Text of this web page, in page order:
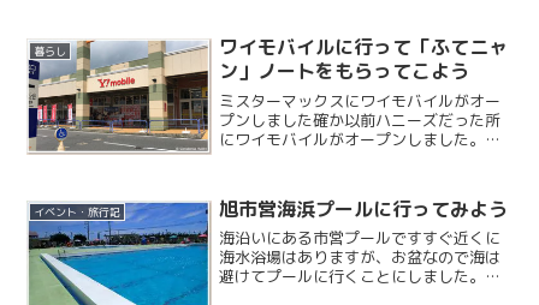
暮らし
ワイモバイルに行って「ふてニャ
ン」ノートをもらってこよう
ミスターマックスにワイモバイルがオー
プンしました確か以前ハニーズだった所
にワイモバイルがオープンしました。新
イフル本田に行った帰りに寄ってみまし
た。
イベント・旅行記 旭市営海浜プールに行ってみよう
海沿いにある市営プールですすぐ近くに
海水浴場はありますが、お盆なので海は
避けてプールに行くことにしました。こ